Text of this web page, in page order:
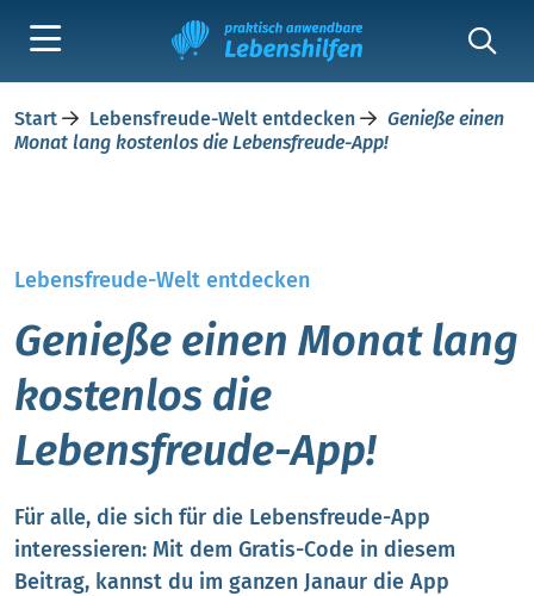
Start Lebensfreude-Welt entdecken
Genieße einen
Monat lang kostenlos die Lebensfreude-App!
Lebensfreude-Welt entdecken
Genieße einen Monat lang
kostenlos die
Lebensfreude-App!
Für alle, die sich für die Lebensfreude-App
interessieren: Mit dem Gratis-Code in diesem
Beitrag, kannst du im ganzen Janaur die App